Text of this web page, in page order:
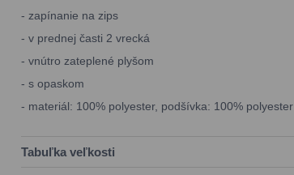
- zapínanie na zips
- v prednej časti 2 vrecká
- vnútro zateplené plyšom
- s opaskom
- materiál: 100% polyester, podšívka: 100% polyester
Tabuľka veľkosti